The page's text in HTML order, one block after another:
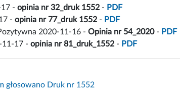
- opinia nr 32_druk 1552 - PDF
- opinia nr 77_druk 1552 - PDF
2020-11-16 - Opinia nr 54_2020- PDF
11-17 - opinia nr 81_druk_1552 - PDF
głosowano Druk nr 1552